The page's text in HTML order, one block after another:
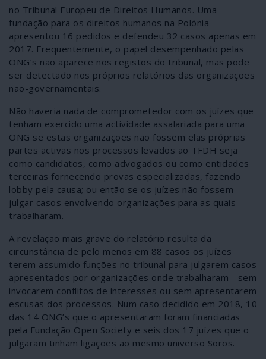
no Tribunal Europeu de Direitos Humanos. Uma
fundação para os direitos humanos na Polónia
apresentou 16 pedidos e defendeu 32 casos apenas em
2017. Frequentemente, o papel desempenhado pelas
ONG’s não aparece nos registos do tribunal, mas pode
ser detectado nos próprios relatórios das organizações
não-governamentais.
Não haveria nada de comprometedor com os juízes que
tenham exercido uma actividade assalariada para uma
ONG se estas organizações não fossem elas próprias
partes activas nos processos levados ao TFDH seja
como candidatos, como advogados ou como entidades
terceiras fornecendo provas especializadas, fazendo
lobby pela causa; ou então se os juízes não fossem
julgar casos envolvendo organizações para as quais
trabalharam.
A revelação mais grave do relatório resulta da
circunstância de pelo menos em 88 casos os juízes
terem assumido funções no tribunal para julgarem casos
apresentados por organizações onde trabalharam - sem
invocarem conflitos de interesses ou sem apresentarem
escusas dos processos. Num caso decidido em 2018, 10
das 14 ONG’s que o apresentaram foram financiadas
pela Fundação Open Society e seis dos 17 juízes que o
julgaram tinham ligações ao mesmo universo Soros.